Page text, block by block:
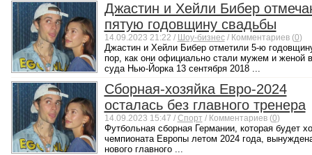
Джастин и Хейли Бибер
пятую годовщину свадьбы
14.09.2023 21:22 / Шоу-бизнес/ Комментариев (0)
Джастин и Хейли Бибер отметили 5-ю
пор, как они официально стали мужем и женой
суда Нью-Йорка 13 сентября 2018 ...
Сборная-хозяйка Евро-2024
осталась без главного тренера
14.09.2023 15:47 / Спорт / Комментариев (0)
Футбольная сборная Германии, которая будет
чемпионата Европы летом 2024 года,
нового главного ...